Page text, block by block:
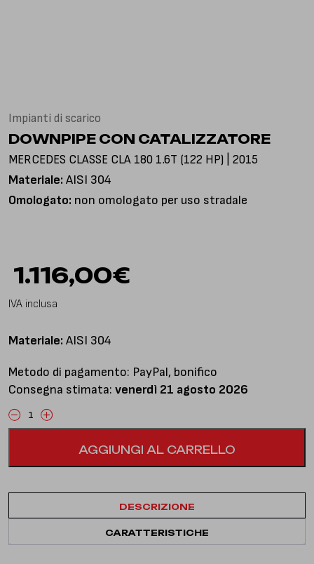
Impianti di scarico
DOWNPIPE CON CATALIZZATORE
MERCEDES CLASSE CLA 180 1.6T (122 HP) | 2015
Materiale: AISI 304
Omologato: non omologato per uso stradale
€
1.116,00
IVA inclusa
Materiale: AISI 304
Metodo di pagamento: PayPal, bonifico
Consegna stimata: venerdì 21 agosto 2026
Downpipe
catalizzatore
quantità
AGGIUNGI AL CARRELLO
DESCRIZIONE
CARATTERISTICHE